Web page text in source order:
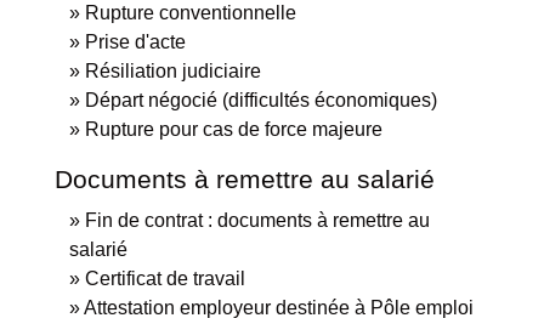
Rupture conventionnelle
Prise d'acte
Résiliation judiciaire
Départ négocié (difficultés économiques)
Rupture pour cas de force majeure
Documents à remettre au salarié
Fin de contrat : documents à remettre au
salarié
Certificat de travail
Attestation employeur destinée à Pôle emploi